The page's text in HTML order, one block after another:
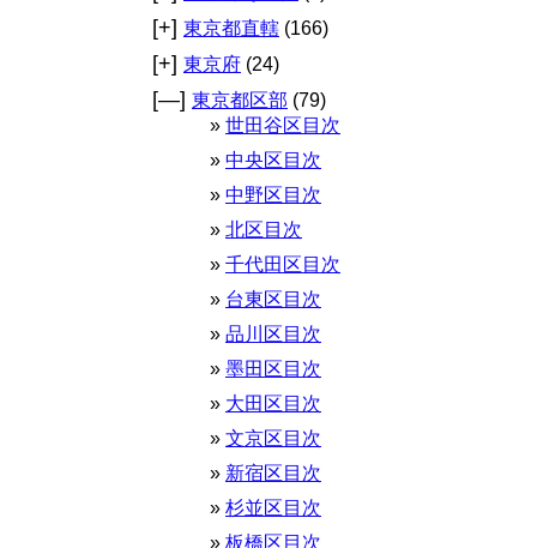
[+] 東京都直轄 (166)
[+] 東京府 (24)
[—] 東京都区部 (79)
世田谷区目次
中央区目次
中野区目次
北区目次
千代田区目次
台東区目次
品川区目次
墨田区目次
大田区目次
文京区目次
新宿区目次
杉並区目次
板橋区目次